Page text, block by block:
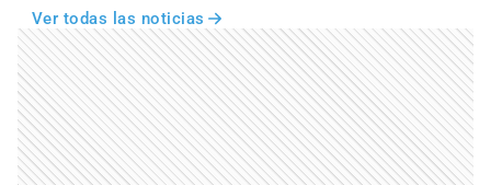
Ver todas las noticias